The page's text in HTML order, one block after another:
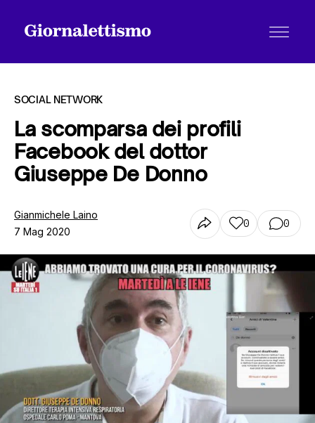
Tutti gli articoli
Chi siamo
Contatti
SOCIAL NETWORK
La scomparsa dei profili
Facebook del dottor
Giuseppe De Donno
Gianmichele Laino
7 Mag 2020
0 0